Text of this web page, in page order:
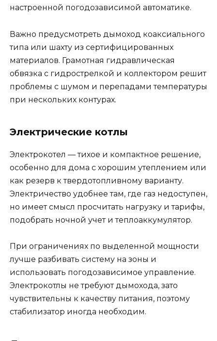
настроенной погодозависимой автоматике.
Важно предусмотреть дымоход коаксиального
типа или шахту из сертифицированных
материалов. Грамотная гидравлическая
обвязка с гидрострелкой и коллектором решит
проблемы с шумом и перепадами температуры
при нескольких контурах.
Электрические котлы
Электрокотел — тихое и компактное решение,
особенно для дома с хорошим утеплением или
как резерв к твердотопливному варианту.
Электричество удобнее там, где газ недоступен,
но имеет смысл просчитать нагрузку и тарифы,
подобрать ночной учет и теплоаккумулятор.
При ограничениях по выделенной мощности
лучше разбивать систему на зоны и
использовать погодозависимое управление.
Электрокотлы не требуют дымохода, зато
чувствительны к качеству питания, поэтому
стабилизатор иногда необходим.